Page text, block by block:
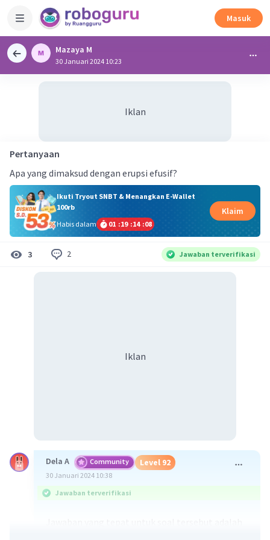
Masuk
Mazaya M
30 Januari 2024 10:23
Iklan
Pertanyaan
Apa yang dimaksud dengan erupsi efusif?
Ikuti Tryout SNBT & Menangkan E-Wallet
100rb
Habis dalam
01 :19 :14 :07
Klaim
3 2 Jawaban terverifikasi
Iklan
Dela A Community Level 92
30 Januari 2024 10:38
Jawaban terverifikasi